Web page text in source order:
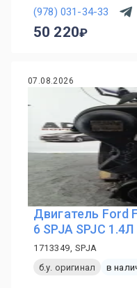
(978) 031-34-33
50 220
07.08.2026
Двигатель Ford
6 SPJA SPJC
1713349, SPJA
б.у. оригинал
в